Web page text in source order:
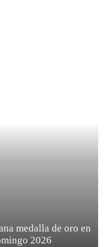
medalla de oro en
2026